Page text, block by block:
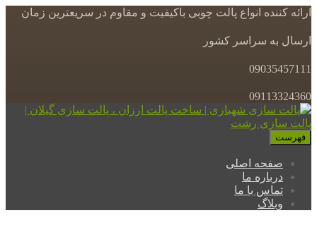
ارائه کننده انواع پالت چوبی باکیفیت و مقاوم در سریعترین زمان
ارسال به سراسر کشور
09035457111
09113324360
فهرست
صفحه اصلی
درباره ما
تماس با ما
وبلاگ